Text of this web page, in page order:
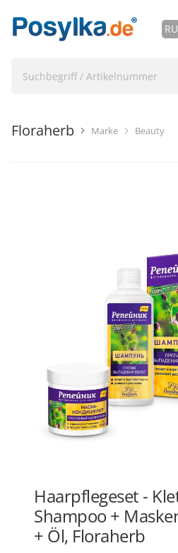
RU
Beauty
Marke
Floraherb
Haarpflegeset -
Shampoo +
+ Öl, Floraherb